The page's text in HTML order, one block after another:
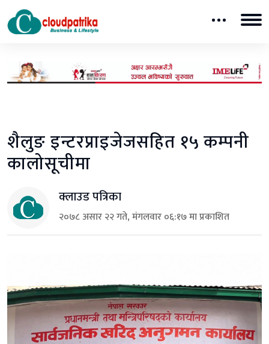
शैलुङ इन्टरप्राइजेजसहित १५ कम्पनी
कालोसूचीमा
क्लाउड पत्रिका
२०७८ असार २२ गते, मंगलवार ०६:१७ मा प्रकाशित